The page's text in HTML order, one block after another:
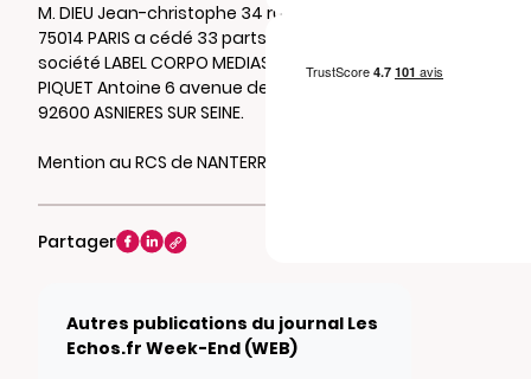
M. DIEU Jean-christophe 34 rue deparcieu
75014 PARIS a cédé 33 parts sociales de la
société LABEL CORPO MEDIAS à M. LHONORÉ-
PIQUET Antoine 6 avenue de la lauzière
92600 ASNIERES SUR SEINE.
Mention au RCS de NANTERRE
Partager
Autres publications du journal Les
Echos.fr Week-End (WEB)